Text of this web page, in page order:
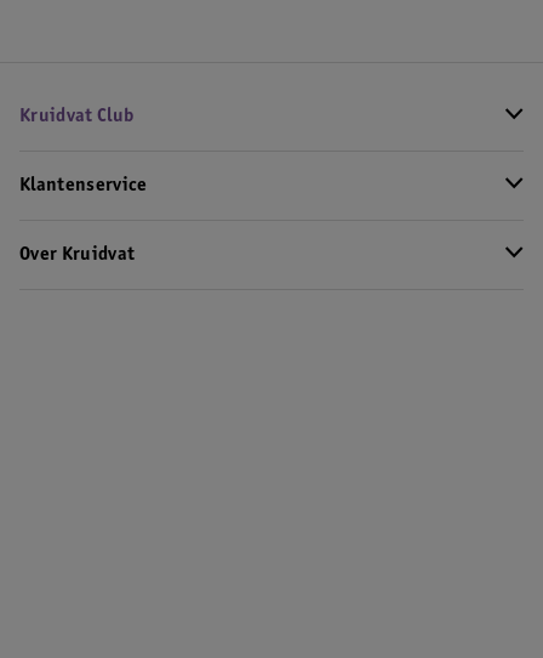
Kruidvat Club
Klantenservice
Over Kruidvat